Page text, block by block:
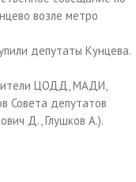
возле метро
депутаты Кунцева.
ЦОДД, МАДИ,
Совета депутатов
Д., Глушков А.).